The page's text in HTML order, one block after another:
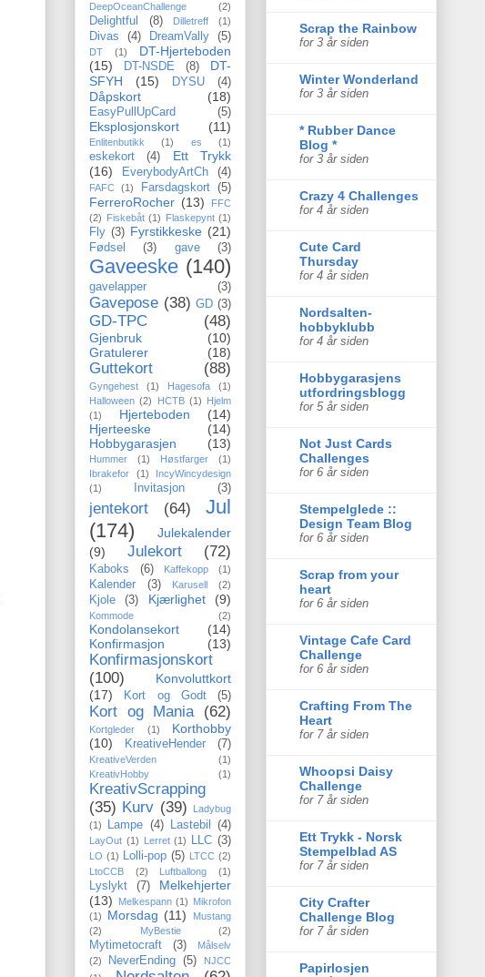
DeepOceanChallenge (2)
Delightful (8) Dilletreff (1)
Divas (4) DreamVally (5)
DT (1)
DT-Hjerteboden
(15)
DT-NSDE (8)
DT-
SFYH
(15) DYSU (4)
Dåpskort (18)
EasyPullUpCard (5)
Eksplosjonskort (11)
Enlitenbutikk (1) es (1)
eskekort (4)
Ett Trykk
(16)
EverybodyArtCh (4)
FAFC (1) Farsdagskort (5)
FerreroRocher (13)
FFC
(2)
Fiskebåt (1) Flaskepynt (1)
Fly (3) Fyrstikkeske (21)
Fødsel (3) gave (3)
Gaveeske (140)
gavelapper (3)
Gavepose (38) GD (3)
GD-TPC (48)
Gjenbruk
(10)
Gratulerer
(18)
Guttekort (88)
Gyngehest (1) Hagesofa
(1)
Halloween (2) HCTB (1)
Hjelm
(1)
Hjerteboden
(14)
Hjerteeske
(14)
Hobbygarasjen
(13)
Hummer (1) Høstfarger
(1)
Ibrakefor
(1)
IncyWincydesign
(1)
Invitasjon (3)
jentekort (64)
Jul
(174)
Julekalender
(9)
Julekort (72)
Kaboks (6) Kaffekopp (1)
Kalender (3) Karusell (2)
Kjole (3) Kjærlighet (9)
Kommode (2)
Kondolansekort
(14)
Konfirmasjon
(13)
Konfirmasjonskort
(100)
Konvoluttkort
(17)
Kort og Godt (5)
Kort og Mania (62)
Kortgleder (1)
Korthobby
(10)
KreativeHender (7)
KreativeVerden
(1)
KreativHobby
(1)
KreativScrapping
(35) Kurv (39)
Ladybug
(1)
Lampe (4) Lastebil (4)
LayOut (1) Lerret (1) LLC (3)
LO (1) Lolli-pop (5) LTCC (2)
LtoCCB
(2) Luftballong (1)
Lyslykt (7)
Melkehjerter
(13)
Melkespann (1) Mikrofon
(1)
Morsdag (11)
Mustang
(2)
MyBestie (2)
Mytimetocraft (3)
Målselv
(2)
NeverEnding (5)
NJCC
Scrap the Rainbow
for 3 år siden
Winter Wonderland
for 3 år siden
* Rubber Dance
Blog *
for 3 år siden
Crazy 4 Challenges
for 4 år siden
Cute Card
Thursday
for 4 år siden
Nordsalten-
hobbyklubb
for 4 år siden
Hobbygarasjens
utfordringsblogg
for 5 år siden
Not Just Cards
Challenges
for 6 år siden
Stempelglede ::
Design Team Blog
for 6 år siden
Scrap from your
heart
for 6 år siden
Vintage Cafe Card
Challenge
for 6 år siden
Crafting From The
Heart
for 7 år siden
Whoopsi Daisy
Challenge
for 7 år siden
Ett Trykk - Norsk
Stempelblad AS
for 7 år siden
City Crafter
Challenge Blog
for 7 år siden
Papirlosjen